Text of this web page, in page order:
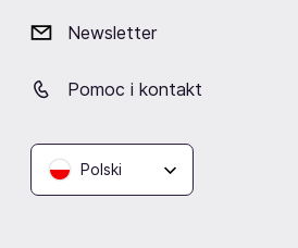
Newsletter
Pomoc i kontakt
Polski
Podobne wydarzenia